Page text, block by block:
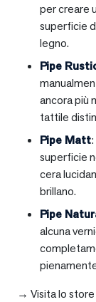
per creare
superficie
legno.
Pipe
ancora più
tattile
Pipe Matt
superficie
cera
brillano.
Pipe
alcuna
→ Visita lo store